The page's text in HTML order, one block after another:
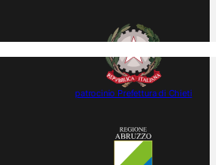
patrocinio Prefettura di Chieti